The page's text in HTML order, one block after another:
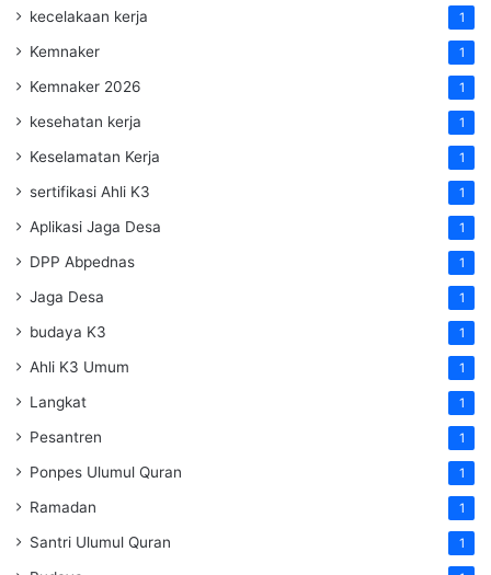
kecelakaan kerja 1
Kemnaker 1
Kemnaker 2026 1
kesehatan kerja 1
Keselamatan Kerja 1
sertifikasi Ahli K3 1
Aplikasi Jaga Desa 1
DPP Abpednas 1
Jaga Desa 1
budaya K3 1
Ahli K3 Umum 1
Langkat 1
Pesantren 1
Ponpes Ulumul Quran 1
Ramadan 1
Santri Ulumul Quran 1